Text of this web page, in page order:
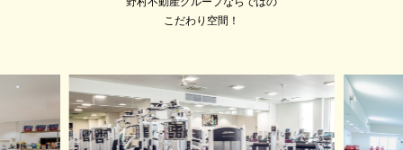
2026.08.07
ショッピングモール内のスポーツク
ラブで気軽に 「カ…
こだわり空間！